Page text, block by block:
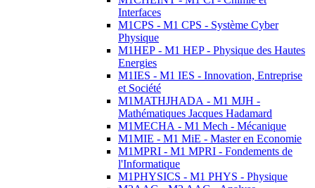
Interfaces
M1CPS - M1 CPS - Système Cyber
Physique
M1HEP - M1 HEP - Physique des Hautes
Energies
M1IES - M1 IES - Innovation, Entreprise
et Société
M1MATHJHADA - M1 MJH -
Mathématiques Jacques Hadamard
M1MECHA - M1 Mech - Mécanique
M1MIE - M1 MiE - Master en Economie
M1MPRI - M1 MPRI - Fondements de
l'Informatique
M1PHYSICS - M1 PHYS - Physique